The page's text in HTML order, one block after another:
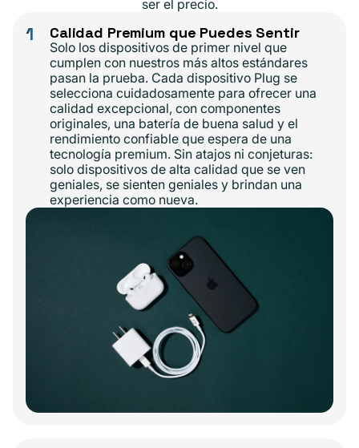
ser el precio.
1 Calidad Premium que Puedes Sentir
Solo los dispositivos de primer nivel que
cumplen con nuestros más altos estándares
pasan la prueba. Cada dispositivo Plug se
selecciona cuidadosamente para ofrecer una
calidad excepcional, con componentes
originales, una batería de buena salud y el
rendimiento confiable que espera de una
tecnología premium. Sin atajos ni conjeturas:
solo dispositivos de alta calidad que se ven
geniales, se sienten geniales y brindan una
experiencia como nueva.